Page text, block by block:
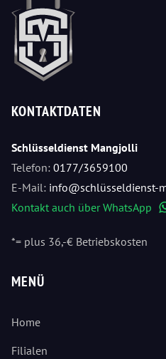
KONTAKTDATEN
Schlüsseldienst Mangjolli
Telefon: 0177/3659100
E-Mail: info@schlüsseldienst-
Kontakt auch über WhatsApp
*= plus 36,-€ Betriebskosten
MENÜ
Home
Filialen